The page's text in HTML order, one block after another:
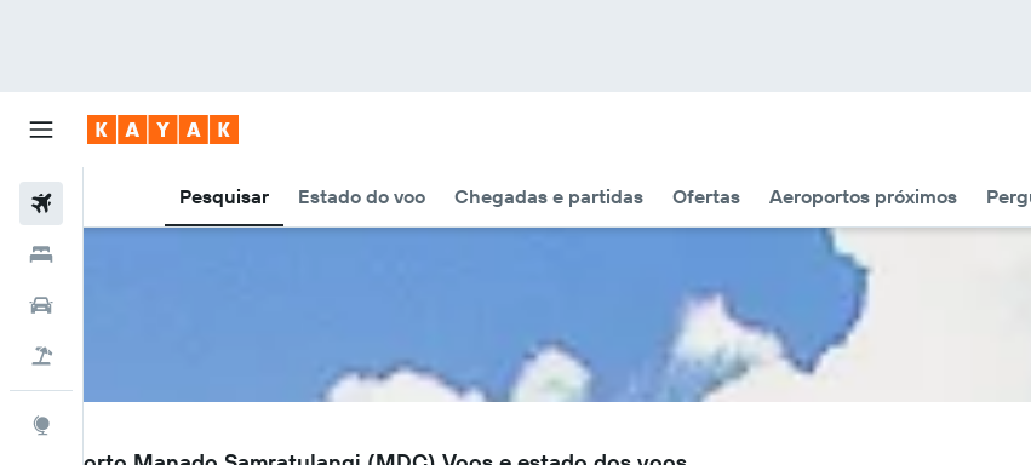
Pesquisar Estado do voo Chegadas e partidas Ofertas Aeroportos próximos
MDC